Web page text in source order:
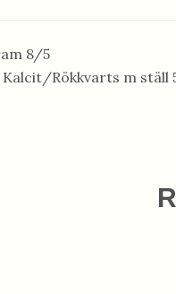
8/5
Rökkvarts m ställ